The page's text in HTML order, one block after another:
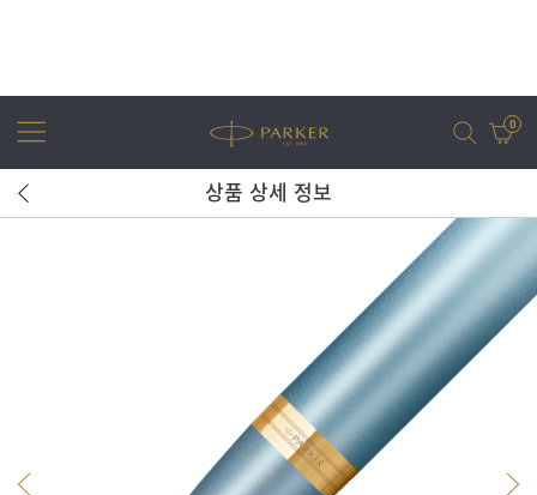
0
조터 XL 조터
상품 상세 정보